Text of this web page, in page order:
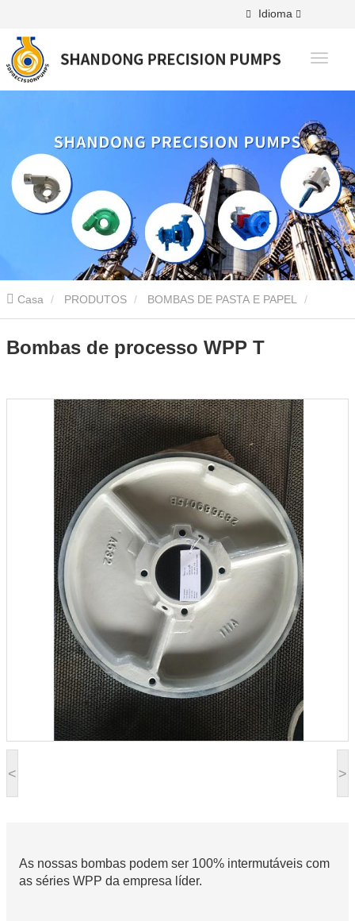
Idioma
Casa PRODUTOS BOMBAS DE PASTA E PAPEL
Bomba WPP Bombas de processo WPP T
< >
Bombas de processo WPP T
As nossas bombas podem ser 100% intermutáveis com
as séries WPP da empresa líder.